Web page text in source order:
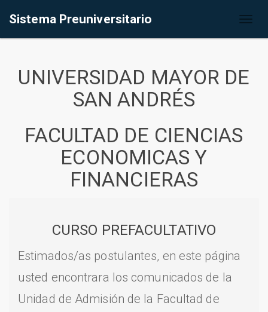
Sistema Preuniversitario
UNIVERSIDAD MAYOR DE
SAN ANDRÉS
FACULTAD DE CIENCIAS
ECONOMICAS Y
FINANCIERAS
CURSO PREFACULTATIVO
Estimados/as postulantes, en este página
usted encontrara los comunicados de la
Unidad de Admisión de la Facultad de